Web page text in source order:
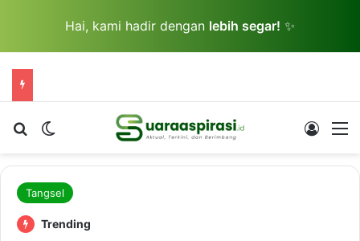
Hai, kami hadir dengan lebih segar! ✨
Cari berita...Switch skin Log In
Tangsel
Trending